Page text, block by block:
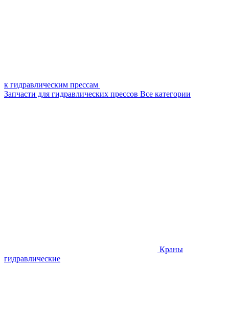
к гидравлическим прессам
Запчасти для гидравлических прессов Все категории
Краны
гидравлические